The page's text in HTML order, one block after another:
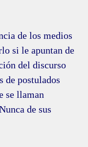
de los medios
si le apuntan de
del discurso
de postulados
se llaman
de sus